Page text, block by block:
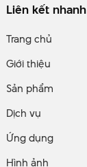
Liên kết nhanh
Trang chủ
Giới thiệu
Sản phẩm
Dịch vụ
Ứng dụng
Hình ảnh